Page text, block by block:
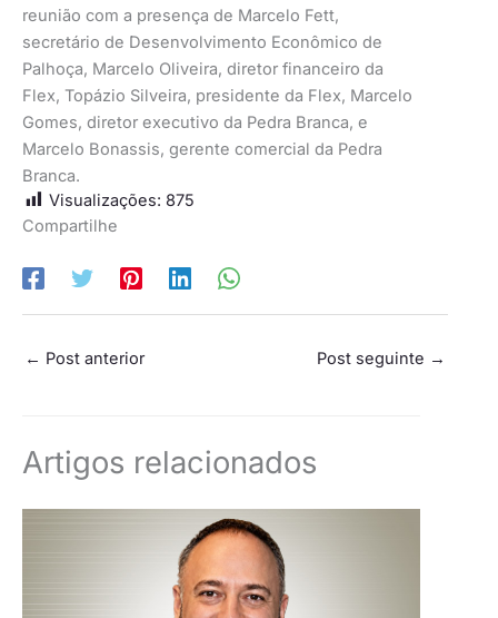
reunião com a presença de Marcelo Fett,
secretário de Desenvolvimento Econômico de
Palhoça, Marcelo Oliveira, diretor financeiro da
Flex, Topázio Silveira, presidente da Flex, Marcelo
Gomes, diretor executivo da Pedra Branca, e
Marcelo Bonassis, gerente comercial da Pedra
Branca.
Visualizações: 875
Compartilhe
← Post anterior Post seguinte →
Artigos relacionados